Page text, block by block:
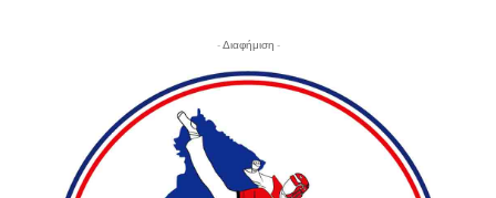
- Διαφήμιση -